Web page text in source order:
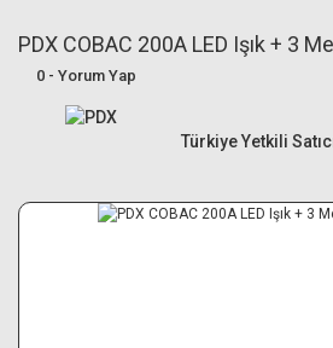
Canon R6 Mark IIIBundle
PDX COBAC 200A LED Işık + 3
0 - Yorum Yap
Türkiye Yetkili